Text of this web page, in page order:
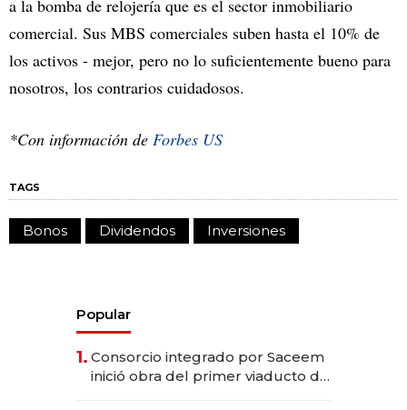
a la bomba de relojería que es el sector inmobiliario
comercial. Sus MBS comerciales suben hasta el 10% de
los activos - mejor, pero no lo suficientemente bueno para
nosotros, los contrarios cuidadosos.
*Con información de Forbes US
TAGS
Bonos Dividendos Inversiones
Popular
1. Consorcio integrado por Saceem
inició obra del primer viaducto de